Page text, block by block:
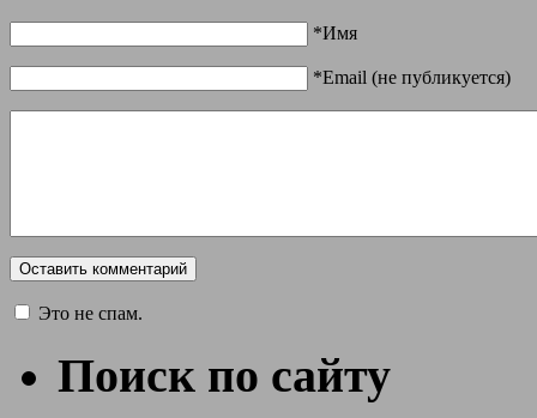
*Имя
*Email (не публикуется)
Это не спам.
Поиск по сайту